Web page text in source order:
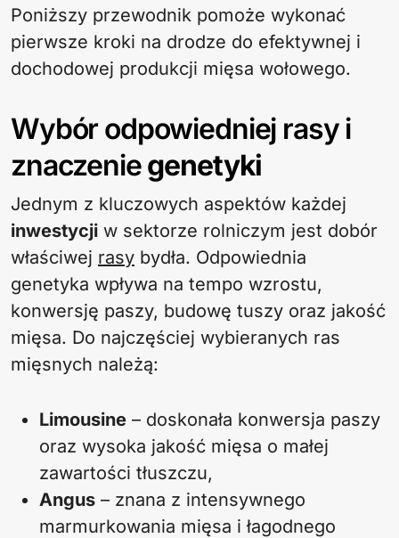
Poniższy przewodnik pomoże wykonać
pierwsze kroki na drodze do efektywnej i
dochodowej produkcji mięsa wołowego.
Wybór odpowiedniej rasy i
znaczeniegenetyki
Jednym z kluczowych aspektów każdej
inwestycji w sektorze rolniczym jest dobór
właściwej rasy bydła. Odpowiednia
genetyka wpływa na tempo wzrostu,
konwersję paszy, budowę tuszy oraz jakość
mięsa. Do najczęściej wybieranych ras
mięsnych należą:
Limousine – doskonała konwersja paszy
oraz wysoka jakość mięsa o małej
zawartości tłuszczu,
Angus – znana z intensywnego
marmurkowania mięsa i łagodnego